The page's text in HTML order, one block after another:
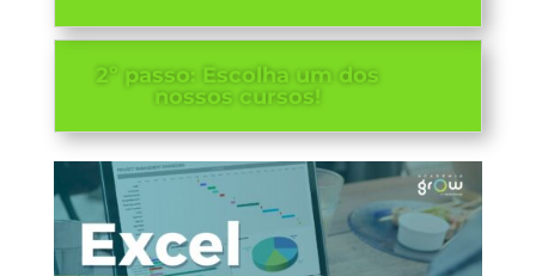
2º passo: Escolha um dos
nossos cursos!